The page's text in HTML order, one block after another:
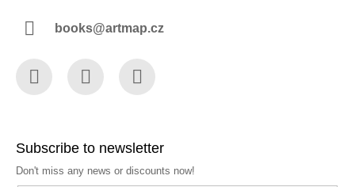
books@artmap.cz
Subscribe to newsletter
Don't miss any news or discounts now!